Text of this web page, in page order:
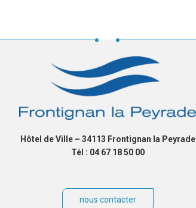
Hôtel de Ville – 34113 Frontignan la Peyrade
Tél : 04 67 18 50 00
nous contacter